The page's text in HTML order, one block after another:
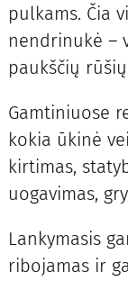
pulkams. Čia
nendrinukė –
paukščių
Gamtiniuose
kokia ūkinė
kirtimas,
uogavimas,
Lankymasis
ribojamas ir